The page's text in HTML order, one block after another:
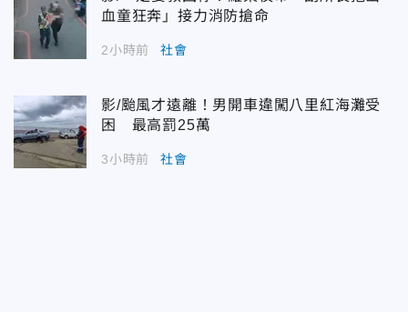
血童狂奔」接力消防搶命
2小時前 社會
影/颱風才遠離！男開車違闖八里紅海灘受
困 最高罰25萬
3小時前 社會